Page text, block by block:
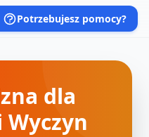
Potrzebujesz pomocy?
dla
Wyczyn